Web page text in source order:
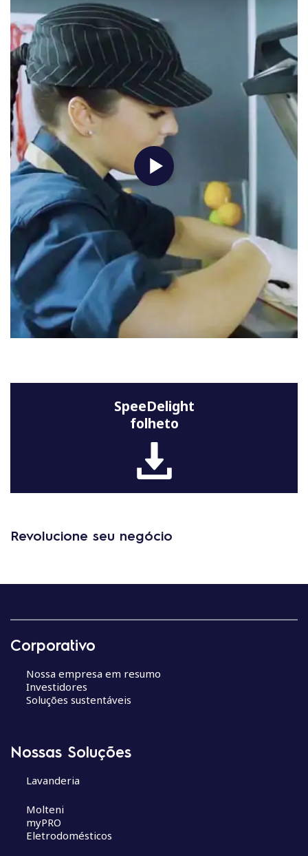
SpeeDelight
folheto
Revolucione seu negócio
Corporativo
Nossa empresa em resumo
Investidores
Soluções sustentáveis
Nossas Soluções
Lavanderia
Molteni
myPRO
Eletrodomésticos